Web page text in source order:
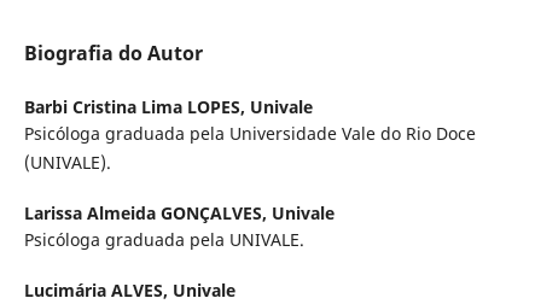
Biografia do Autor
Barbi Cristina Lima LOPES, Univale
Psicóloga graduada pela Universidade Vale do Rio Doce
(UNIVALE).
Larissa Almeida GONÇALVES, Univale
Psicóloga graduada pela UNIVALE.
Lucimária ALVES, Univale